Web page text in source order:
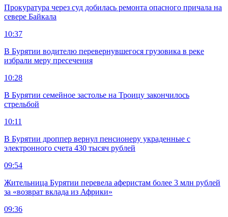
Прокуратура через суд добилась ремонта опасного причала на
севере Байкала
10:37
В Бурятии водителю перевернувшегося грузовика в реке
избрали меру пресечения
10:28
В Бурятии семейное застолье на Троицу закончилось
стрельбой
10:11
В Бурятии дроппер вернул пенсионеру украденные с
электронного счета 430 тысяч рублей
09:54
Жительница Бурятии перевела аферистам более 3 млн рублей
за «возврат вклада из Африки»
09:36